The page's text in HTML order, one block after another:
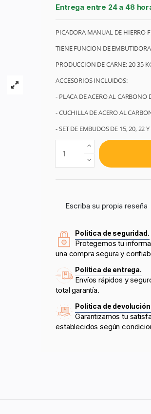
Entrega entre 24 a 48
PICADORA MANUAL DE HIERRO
TIENE FUNCION DE
PRODUCCION DE CARNE: 20-35
ACCESORIOS INCLUIDOS:
- PLACA DE ACERO AL CARBONO
- CUCHILLA DE ACERO AL
- SET DE EMBUDOS DE 15, 20, 22
Escriba su propia reseña
Política de seguridad.
Protegemos tu
una compra segura y
Política de entrega.
Envíos rápidos y
total garantía.
Política de
Garantizamos tu
establecidos según